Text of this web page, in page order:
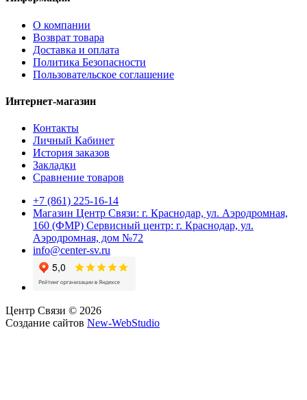
О компании
Возврат товара
Доставка и оплата
Политика Безопасности
Пользовательское соглашение
Интернет-магазин
Контакты
Личный Кабинет
История заказов
Закладки
Сравнение товаров
+7 (861) 225-16-14
Магазин Центр Связи: г. Краснодар, ул. Аэродромная,
160 (ФМР) Сервисный центр: г. Краснодар, ул.
Аэродромная, дом №72
info@center-sv.ru
Центр Связи © 2026
Создание сайтов New-WebStudio